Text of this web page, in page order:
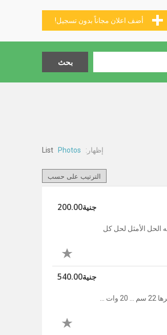
أضف اعلان مجاناً بدون تسجيل!
إظهار: Photos
الحل الأمثل لحل كل
جنية200.00
مروحه مكتب مشبك جديد اقوي مروحه مكتب مشبك كبيره ... بتلف ... تعمل بالكهرباء ... قطرها 22 سم ... 20 وات ...
جنية540.00